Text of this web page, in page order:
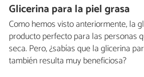
Glicerina para la piel grasa
Como hemos visto anteriormente, la
producto perfecto para las personas
seca. Pero, ¿sabías que la glicerina
también resulta muy beneficiosa?